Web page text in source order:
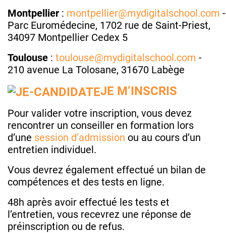
Montpellier : montpellier@mydigitalschool.com -
Parc Euromédecine, 1702 rue de Saint-Priest,
34097 Montpellier Cedex 5
Toulouse : toulouse@mydigitalschool.com -
210 avenue La Tolosane, 31670 Labège
JE M’INSCRIS
Pour valider votre inscription, vous devez
rencontrer un conseiller en formation lors
d’une session d’admission ou au cours d’un
entretien individuel.
Vous devrez également effectué un bilan de
compétences et des tests en ligne.
48h après avoir effectué les tests et
l’entretien, vous recevrez une réponse de
préinscription ou de refus.